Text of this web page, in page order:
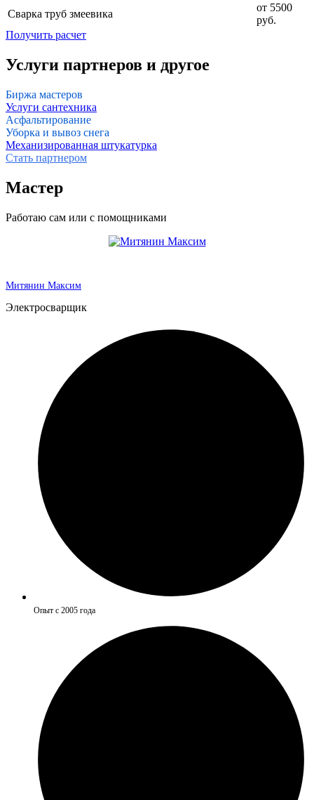
Сварка труб змеевика
от 5500
руб.
Получить расчет
Услуги партнеров и другое
Биржа мастеров
Услуги сантехника
Асфальтирование
Уборка и вывоз снега
Механизированная штукатурка
Стать партнером
Мастер
Работаю сам или с помощниками
Митянин Максим
Электросварщик
Опыт с 2005 года